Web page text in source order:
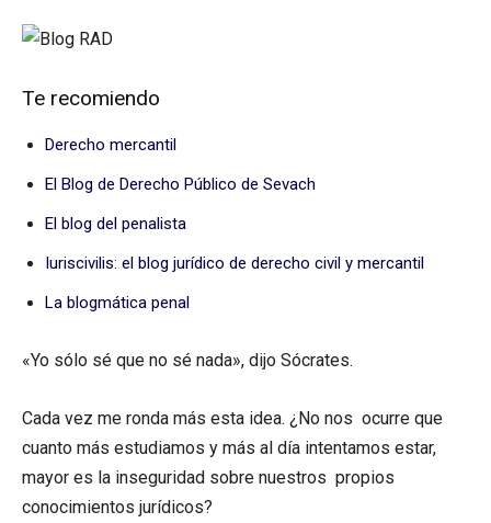
Te recomiendo
Derecho mercantil
El Blog de Derecho Público de Sevach
El blog del penalista
Iuriscivilis: el blog jurídico de derecho civil y mercantil
La blogmática penal
«Yo sólo sé que no sé nada», dijo Sócrates.
Cada vez me ronda más esta idea. ¿No nos ocurre que
cuanto más estudiamos y más al día intentamos estar,
mayor es la inseguridad sobre nuestros propios
conocimientos jurídicos?